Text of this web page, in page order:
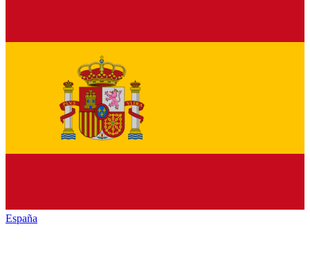
España